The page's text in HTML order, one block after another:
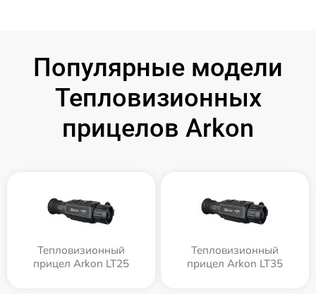
Популярные модели
Тепловизионных
прицелов Arkon
Тепловизионный
прицел Arkon LT25
Тепловизионный
прицел Arkon LT35